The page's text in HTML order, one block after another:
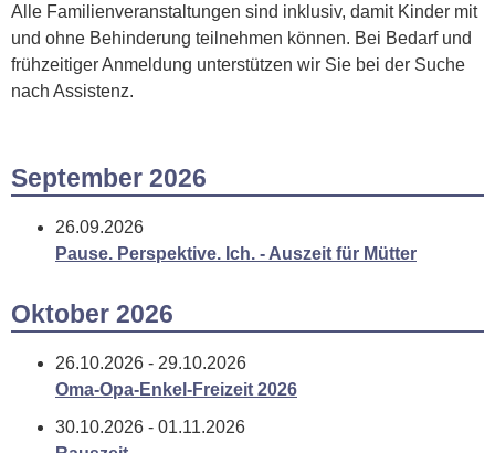
Alle Familienveranstaltungen sind inklusiv, damit Kinder mit
und ohne Behinderung teilnehmen können. Bei Bedarf und
frühzeitiger Anmeldung unterstützen wir Sie bei der Suche
nach Assistenz.
September 2026
26.09.2026
Pause. Perspektive. Ich. - Auszeit für Mütter
Oktober 2026
26.10.2026 - 29.10.2026
Oma-Opa-Enkel-Freizeit 2026
30.10.2026 - 01.11.2026